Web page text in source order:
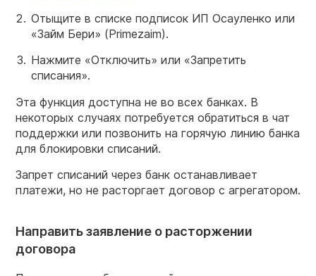
Отыщите в списке подписок ИП Осауленко или
«Займ Бери» (Primezaim).
Нажмите «Отключить» или «Запретить
списания».
Эта функция доступна не во всех банках. В
некоторых случаях потребуется обратиться в чат
поддержки или позвонить на горячую линию банка
для блокировки списаний.
Запрет списаний через банк останавливает
платежи, но не расторгает договор с агрегатором.
Направить заявление о расторжении
договора